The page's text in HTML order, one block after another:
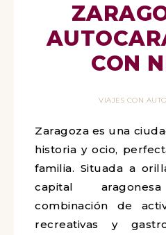
CON
VIAJES CON
Zaragoza es una
historia y ocio,
familia. Situada a
capital
combinación de
recreativas y